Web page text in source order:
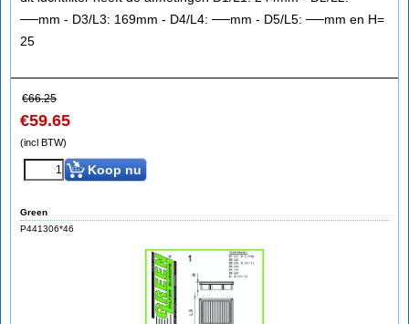
──mm - D3/L3: 169mm - D4/L4: ──mm - D5/L5: ──mm en H=
25
€66.25
€59.65
(incl BTW)
Koop nu
Green
P441306*46